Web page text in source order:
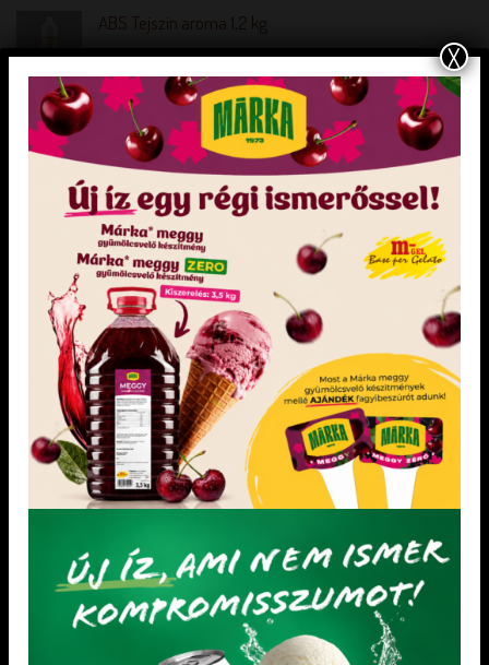
ABS Tejszín aroma 1,2 kg
TORTADOBOZ 35x45x12 cm 1 db
ŐSZIBARACK ÖNTET 1,2 kg
KIEMELT TERMÉKEK
Dia-Wellness Bejgli Mix
Dia-Wellness Sütőliszt
Paleolit Bejgli mix
Gluténmentes Palacsintapor
X